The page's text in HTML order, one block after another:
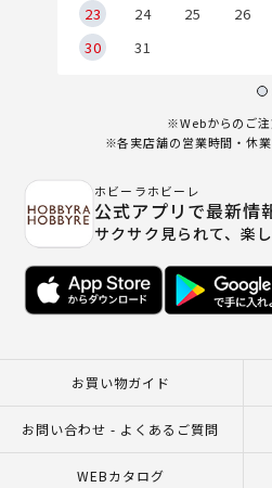
23
24 25 26
30
31
※Webからのご注
※各実店舗の営業時間・休
ホビーラホビーレ
公式アプリで最新情
サクサク見られて、楽
お買い物ガイド
お問い合わせ - よくあるご質問
WEBカタログ